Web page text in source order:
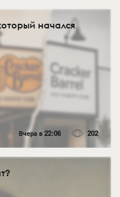
начался
Вчера в 22:06 202